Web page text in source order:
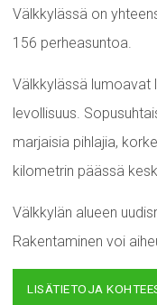
Välkkylässä on
156 perheasuntoa.
Välkkylässä lumoavat
levollisuus.
marjaisia pihlajia,
kilometrin päässä
Välkkylän alueen
Rakentaminen voi
LISÄTIETOJA